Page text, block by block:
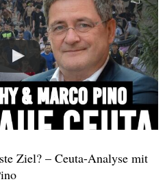
Ziel? – Ceuta-Analyse mit